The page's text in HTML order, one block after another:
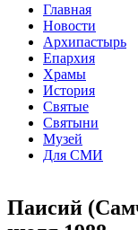
Главная
Новости
Архипастырь
Епархия
Храмы
История
Святые
Святыни
Музей
Для СМИ
Паисий